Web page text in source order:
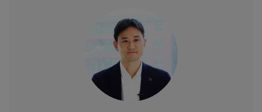
スポンサー契約に多額の印紙代がかかっていたり、コロナ禍でリ
モートワーク化が急務となっていたという トヨタアルバルク東
京株式会社様 は、なぜ「マネーフォワード クラウド契約」を選